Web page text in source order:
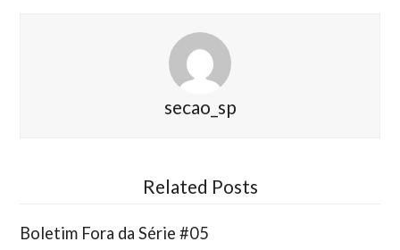
secao_sp
Related Posts
Boletim Fora da Série #05